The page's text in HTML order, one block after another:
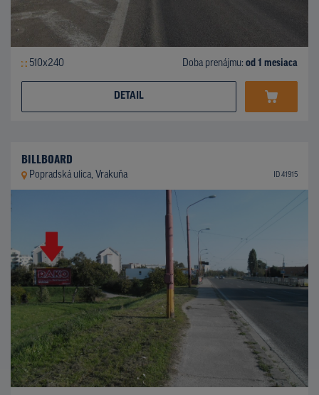
510x240 Doba prenájmu: od 1 mesiaca
DETAIL
BILLBOARD
Popradská ulica, Vrakuňa ID 41915